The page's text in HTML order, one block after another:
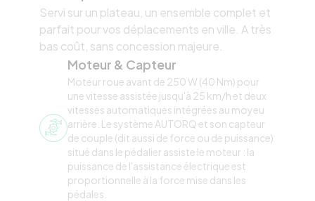
Servi sur un plateau, un ensemble complet et
parfait pour vos déplacements en ville. A très
bas coût, sans concession majeure.
Moteur & Capteur
Moteur roue avant de 250 W (40 Nm) pour
une vitesse assistée jusqu'à 25 km/h et deux
vitesses automatiques intégrées au moyeu
arrière. Le système AUTORQ et son capteur
de couple (dit aussi de force ou de puissance)
situé dans le pédalier assiste le moteur : la
puissance de l'assistance électrique est
proportionnelle à la force mise dans les
pédales.